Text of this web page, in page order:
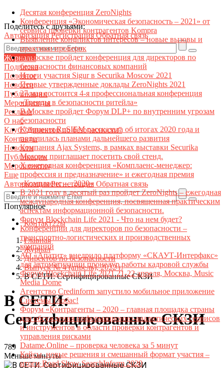
Поделитесь с друзьями:
АвторизацияРегистрацияОбратная связь
Журналы
Подписка
Полезное
Новости
Публикации
Мероприятия
Реклама
О нас
Клуб "Директор по безопасности"
Контакты
Новости
Публикации
Мероприятия
Еще
АвторизацияРегистрация Обратная связь
Популярное
Десятая конференция ZeroNights
Конференция «Экономическая безопасность – 2021» от
сервиса проверки контрагентов Kompra
Выявление конфликтов интересов – новые вызовы и
практики проверок
В Москве пройдет конференция для директоров по
безопасности финансовых компаний
Итоги участия Sigur в Securika Moscow 2021
Первые утвержденные доклады ZeroNights 2021
27 мая состоится 4-я профессиональная конференция
«Тренды в безопасности ритейла»
В Москве пройдет Форум DLP+ по внутренним угрозам
безопасности
Компания RuSIEM рассказала об итогах 2020 года и
поделилась планами дальнейшего развития
Компания Ajax Systems, в рамках выставки Securika
Moscow приглашает посетить свой стенд.
X ежегодная конференция «Комплаенс-менеджер:
профессия и предназначение» и ежегодная премия
«Комплаенс — 2020»
В 2021 году в десятый раз пройдет ZeroNights – ежегодная
международная конференция, посвященная практическим
аспектам информационной безопасности.
Форум Blockchain Life 2021 - Что на нем будет?
Конференции для директоров по безопасности –
транспортно-логистических и производственных
компаний
АО «Апатит» внедрило платформу «СКАУТ-Интерфакс»
для автоматизации процедур работы кадровой службы
Форум Blockchain Life 2021 21-22 апреля, Москва, Music
Media Dome
Агентство Credinform запустило мобильное приложение
Системы Глобас!
Форум «Контрагенты – 2020 – главная площадка страны
для обсуждения информационно-аналитических сервисов
и инструментов в области проверки контрагентов и
управления рисками
Datame.Online – проверка человека за 5 минут
Кейсы, новые решения и смешанный формат участия –
итоги Road Show SearchInform 2020
Контакт22ы
Главная
Журнал
Директор по безопасности
Выпуск № 4 (апрель), 2022 г.
В СЕТИ: Сертифицированные СКЗИ
В СЕТИ:
Сертифицированные СКЗИ
789
Меньше минуты